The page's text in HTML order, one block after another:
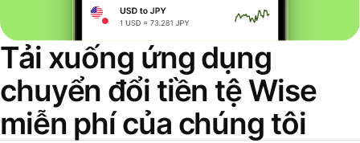
Tải xuống ứng dụng
chuyển đổi tiền tệ Wise
miễn phí của chúng tôi